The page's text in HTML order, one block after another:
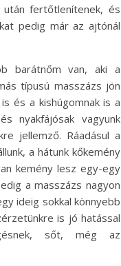
fertőtlenítenek, és
pedig már az ajtónál
barátnőm van, aki a
típusú masszázs jön
és a kishúgomnak is a
nyakfájósak vagyunk
jellemző. Ráadásul a
a hátunk kőkemény
kemény lesz egy-egy
a masszázs nagyon
ideig sokkal könnyebb
is jó hatással
sőt, még az